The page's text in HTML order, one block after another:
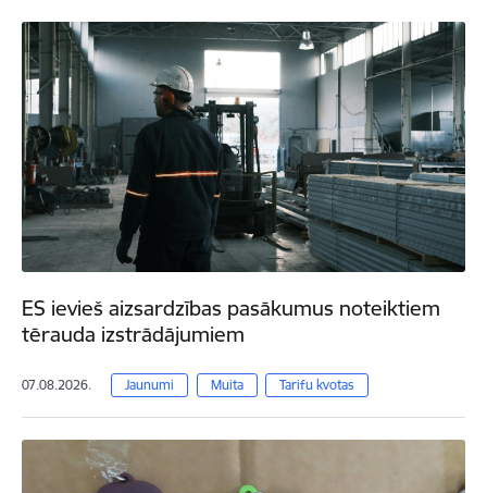
ES ievieš aizsardzības pasākumus noteiktiem
tērauda izstrādājumiem
07.08.2026. Jaunumi Muita Tarifu kvotas